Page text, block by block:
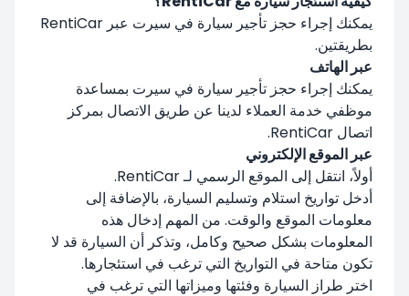
يمكنك إجراء حجز تأجير سيارة في سيرت عبر RentiCar
بطريقتين.
عبر الهاتف
يمكنك إجراء حجز تأجير سيارة في سيرت بمساعدة
موظفي خدمة العملاء لدينا عن طريق الاتصال بمركز
اتصال RentiCar.
عبر الموقع الإلكتروني
أولاً، انتقل إلى الموقع الرسمي لـ RentiCar.
أدخل تواريخ استلام وتسليم السيارة، بالإضافة إلى
معلومات الموقع والوقت. من المهم إدخال هذه
المعلومات بشكل صحيح وكامل، وتذكر أن السيارة قد لا
تكون متاحة في التواريخ التي ترغب في استئجارها.
اختر طراز السيارة وفئتها وميزاتها التي ترغب في